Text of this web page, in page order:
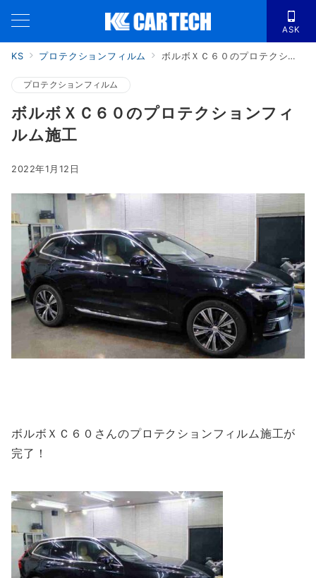
ASK
KS プロテクションフィルム ボルボＸＣ６０のプロテクションフィルム施工
プロテクションフィルム
ボルボＸＣ６０のプロテクションフィ
ルム施工
2022年1月12日
ボルボＸＣ６０さんのプロテクションフィルム施工が
完了！